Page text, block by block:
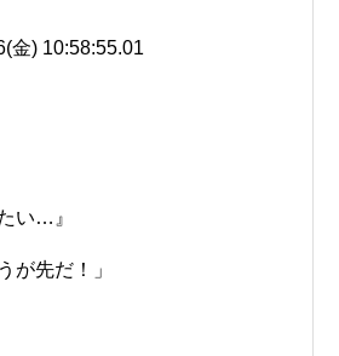
金) 10:58:55.01
い…』
が先だ！」